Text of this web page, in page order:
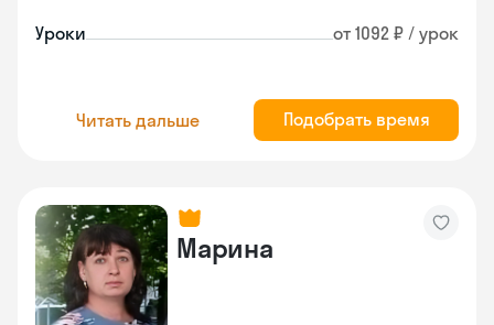
Уроки от 1092 ₽ / урок
Читать дальше Подобрать время
Марина